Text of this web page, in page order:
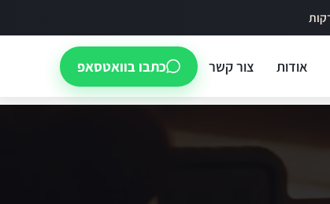
אודות צור קשר כתבו בוואטסאפ